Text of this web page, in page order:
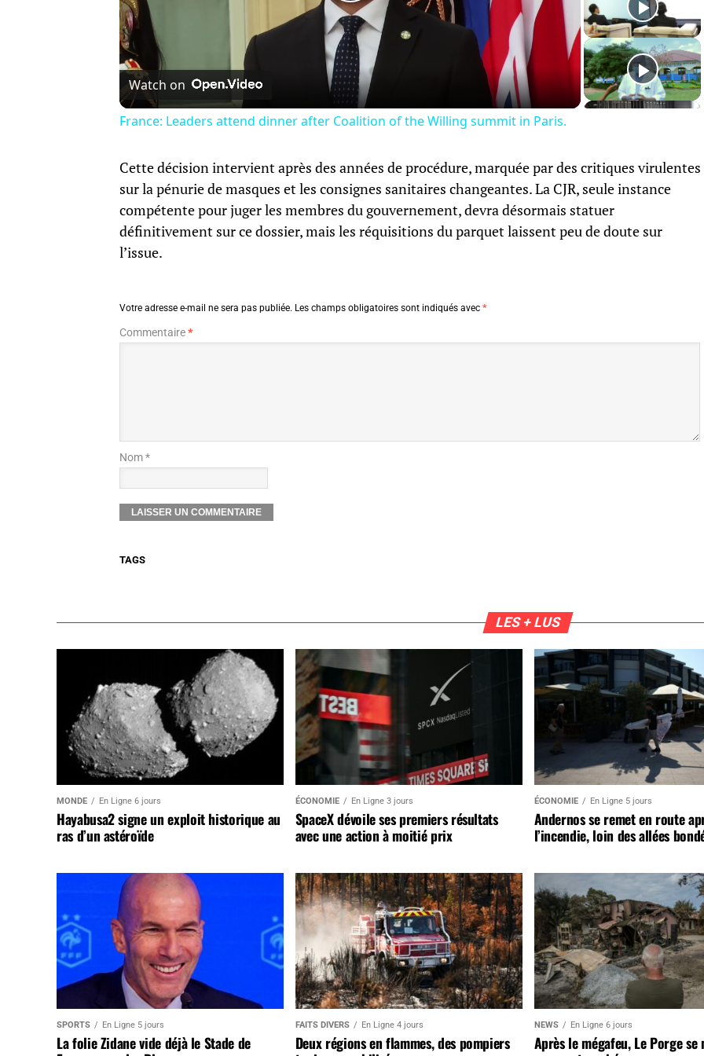
Video
Watch on
France: Leaders attend dinner after Coalition of the Willing summit in Paris.
Cette décision intervient après des années de procédure, marquée par des critiques virulentes
sur la pénurie de masques et les consignes sanitaires changeantes. La CJR, seule instance
compétente pour juger les membres du gouvernement, devra désormais statuer
définitivement sur ce dossier, mais les réquisitions du parquet laissent peu de doute sur
l’issue.
Votre adresse e-mail ne sera pas publiée. Les champs obligatoires sont indiqués avec *
Commentaire*
Nom *
TAGS
LES + LUS
MONDE En Ligne 6 jours
Hayabusa2 signe un exploit historique au
ras d’un astéroïde
ÉCONOMIE En Ligne 3 jours
SpaceX dévoile ses premiers résultats
avec une action à moitié prix
ÉCONOMIE En Ligne 5 jours
Andernos se remet en route
l’incendie, loin des allées
SPORTS En Ligne 5 jours
La folie Zidane vide déjà le Stade de
FAITS DIVERS En Ligne 4 jours
Deux régions en flammes, des pompiers
NEWS En Ligne 6 jours
Après le mégafeu, Le Porge se